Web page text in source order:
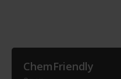
ChemFriendly